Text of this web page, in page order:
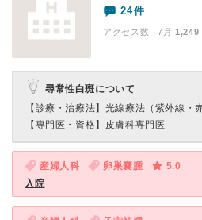
24件
アクセス数 7月:1,249
尋常性白斑について
【診療・治療法】 光線療法（紫外線・
【専門医・資格】 皮膚科専門医
産婦人科 卵巣嚢腫
5.0
入院